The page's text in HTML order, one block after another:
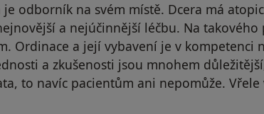
odborník na svém místě. Dcera má
a nejúčinnější léčbu. Na takového
Ordinace a její vybavení je v kompetenci
a zkušenosti jsou mnohem
to navíc pacientům ani nepomůže. Vřele